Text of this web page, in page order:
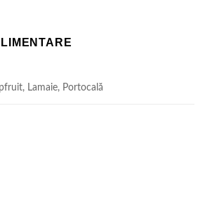
Lamaie, Portocală